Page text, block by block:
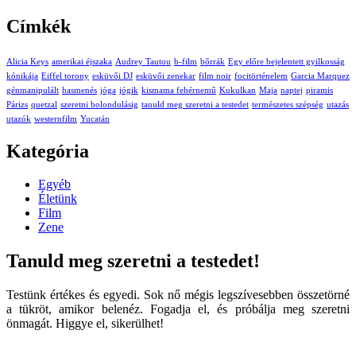
Címkék
Alicia Keys amerikai éjszaka Audrey Tautou b-film bőrrák Egy előre bejelentett gyilkosság
kónikája Eiffel torony esküvői DJ esküvői zenekar film noir focitörténelem Garcia Marquez
génmanipulált hasmenés jóga jógik kismama fehérnemű Kukulkan Maja naptej piramis
Párizs quetzal szeretni bolondulásig tanuld meg szeretni a testedet természetes szépség utazás
utazók westernfilm Yucatán
Kategória
Egyéb
Életünk
Film
Zene
Tanuld meg szeretni a testedet!
Testünk értékes és egyedi. Sok nő mégis legszívesebben összetörné
a tükröt, amikor belenéz. Fogadja el, és próbálja meg szeretni
önmagát. Higgye el, sikerülhet!